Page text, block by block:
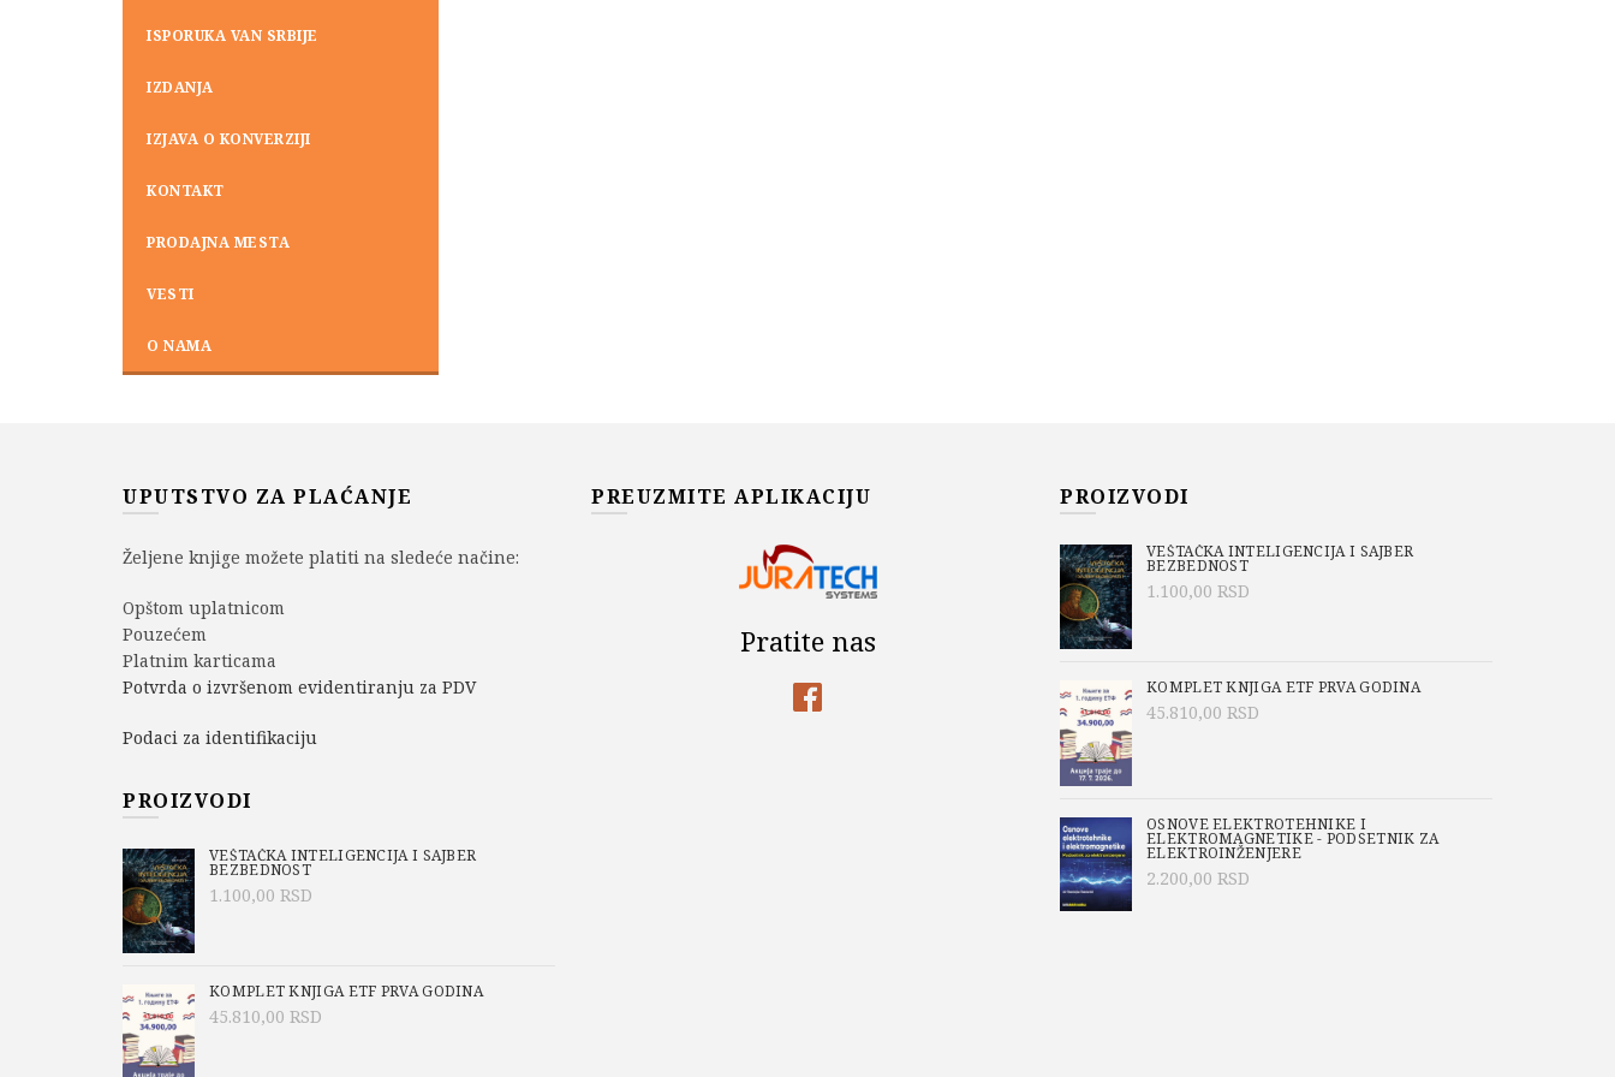
ISPORUKA VAN SRBIJE
IZDANJA
IZJAVA O KONVERZIJI
KONTAKT
PRODAJNA MESTA
VESTI
O NAMA
UPUTSTVO ZA PLAĆANJE
Željene knjige možete platiti na sledeće načine:
Opštom uplatnicom
Pouzećem
Platnim karticama
Potvrda o izvršenom evidentiranju za PDV
Podaci za identifikaciju
PROIZVODI
VEŠTAČKA INTELIGENCIJA I SAJBER
BEZBEDNOST
1.100,00 RSD
KOMPLET KNJIGA ETF PRVA GODINA
45.810,00 RSD
PREUZMITE APLIKACIJU
Pratite nas
PROIZVODI
VEŠTAČKA INTELIGENCIJA I SAJBER
BEZBEDNOST
1.100,00 RSD
KOMPLET KNJIGA ETF PRVA GODINA
45.810,00 RSD
OSNOVE ELEKTROTEHNIKE I
ELEKTROMAGNETIKE - PODSETNIK ZA
ELEKTROINŽENJERE
2.200,00 RSD